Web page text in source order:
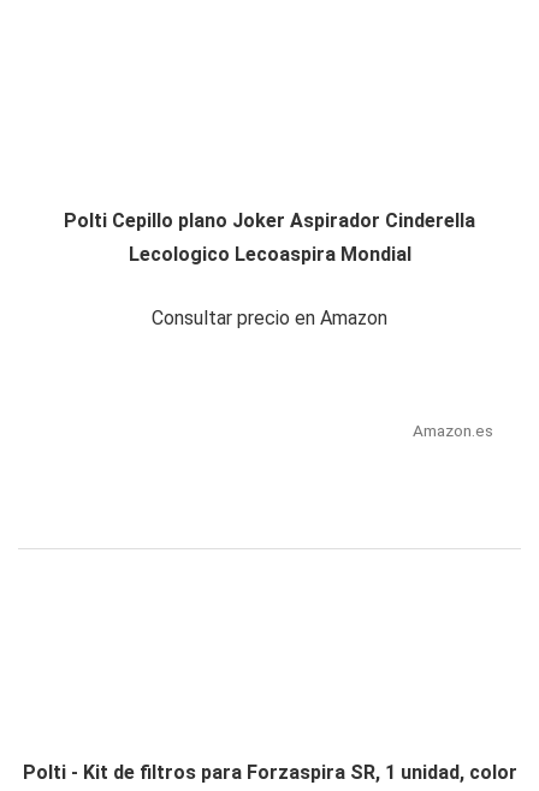
Polti Cepillo plano Joker Aspirador Cinderella
Lecologico Lecoaspira Mondial
Consultar precio en Amazon
Amazon.es
Polti - Kit de filtros para Forzaspira SR, 1 unidad, color